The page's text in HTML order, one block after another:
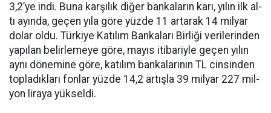
3,2’ye in­di. Bu­na kar­şı­lık di­ğer ban­ka­la­rın ka­rı, yı­lın ilk al­
tı ayın­da, ge­çen yı­la gö­re yüz­de 11 ar­ta­rak 14 mil­yar
do­lar ol­du. Tür­ki­ye Ka­tı­lım Ban­ka­la­rı Bir­li­ği ve­ri­le­rin­den
ya­pı­lan be­lir­le­me­ye gö­re, ma­yıs iti­ba­riy­le ge­çen yı­lın
ay­nı dö­ne­mi­ne gö­re, ka­tı­lım ban­ka­la­rı­nın TL cin­sin­den
top­la­dık­la­rı fon­lar yüz­de 14,2 ar­tış­la 39 mil­yar 227 mil­
yon li­ra­ya yük­sel­di.